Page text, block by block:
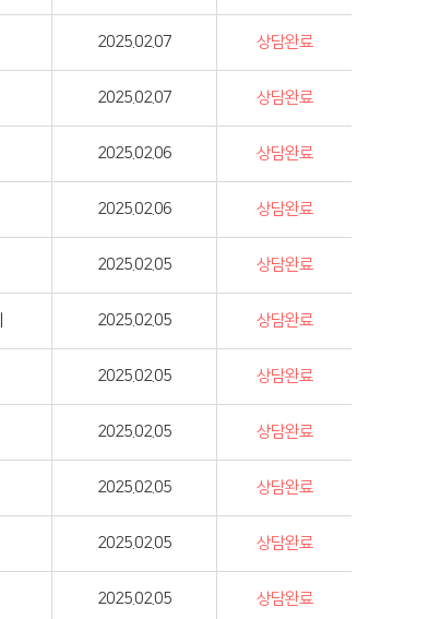
2025.02.07 상담완료
2025.02.07 상담완료
2025.02.06 상담완료
2025.02.06 상담완료
2025.02.05 상담완료
2025.02.05 상담완료
2025.02.05 상담완료
2025.02.05 상담완료
2025.02.05 상담완료
2025.02.05 상담완료
2025.02.05 상담완료